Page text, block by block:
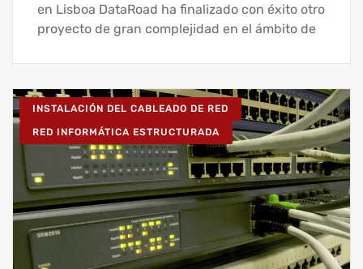
en Lisboa DataRoad ha finalizado con éxito otro
proyecto de gran complejidad en el ámbito de
INSTALACIÓN DEL CABLEADO DE RED
RED INFORMÁTICA ESTRUCTURADA